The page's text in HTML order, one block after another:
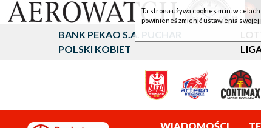
BANK PEKAO S.A. PUCHAR
POLSKI KOBIET
WIADOMOŚCI
Ta strona używa cookies m.in. w
powinieneś zmienić ustawienia swojej